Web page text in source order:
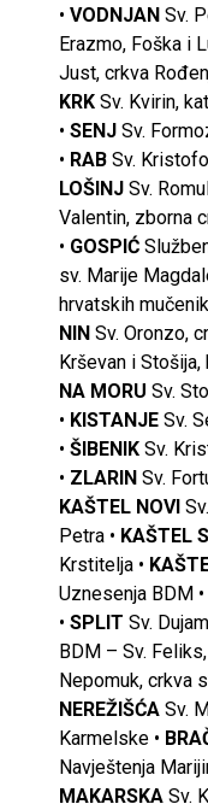
• VODNJAN Sv.
Erazmo, Foška i
Just, crkva
KRK Sv. Kvirin,
• SENJ Sv.
• RAB Sv.
LOŠINJ Sv.
Valentin, zborna
• GOSPIĆ
sv. Marije
hrvatskih
NIN Sv. Oronzo,
Krševan i Stošija,
NA MORU Sv.
• KISTANJE Sv.
• ŠIBENIK Sv.
• ZLARIN Sv.
KAŠTEL NOVI
Petra • KAŠTEL
Krstitelja •
Uznesenja BDM •
• SPLIT Sv.
BDM – Sv.
Nepomuk, crkva
NEREŽIŠĆA Sv.
Karmelske •
Navještenja
MAKARSKA Sv.